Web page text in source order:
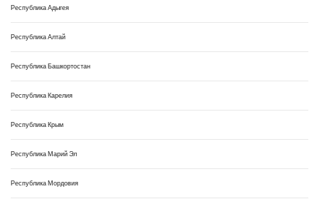
Республика Адыгея
Республика Алтай
Республика Башкортостан
Республика Карелия
Республика Крым
Республика Марий Эл
Республика Мордовия